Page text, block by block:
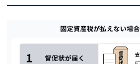
新築住宅の特例
そのほかの特例
固定資産税を払い続けられる